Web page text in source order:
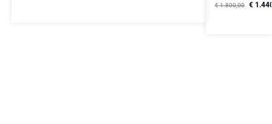
€1.800,00 €